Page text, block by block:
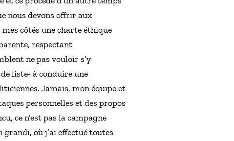
nous devons offrir aux
côtés une charte éthique
respectant
ne pas vouloir s’y
liste- à conduire une
Jamais, mon équipe et
personnelles et des propos
ce n’est pas la campagne
où j’ai effectué toutes